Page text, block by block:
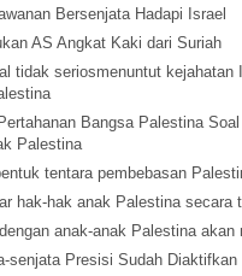
Bersenjata Hadapi Israel
AS Angkat Kaki dari Suriah
tidak seriosmenuntut kejahatan
Bangsa Palestina Soal
Palestina
tentara pembebasan
hak-hak anak Palestina secara
anak-anak Palestina akan
senjata Presisi Sudah Diaktifkan